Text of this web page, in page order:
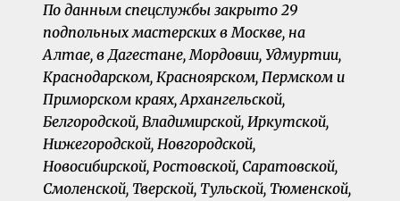
По данным спецслужбы закрыто 29
подпольных мастерских в Москве, на
Алтае, в Дагестане, Мордовии, Удмуртии,
Краснодарском, Красноярском, Пермском и
Приморском краях, Архангельской,
Белгородской, Владимирской, Иркутской,
Нижегородской, Новгородской,
Новосибирской, Ростовской, Саратовской,
Смоленской, Тверской, Тульской, Тюменской,